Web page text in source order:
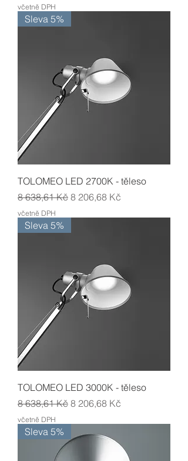
včetně DPH
Sleva 5%
TOLOMEO LED 2700K - těleso
Běžná cena
8 638,61 Kč Zvýhodněná cena
8 206,68 Kč
včetně DPH
Sleva 5%
TOLOMEO LED 3000K - těleso
Běžná cena
8 638,61 Kč Zvýhodněná cena
8 206,68 Kč
včetně DPH
Sleva 5%